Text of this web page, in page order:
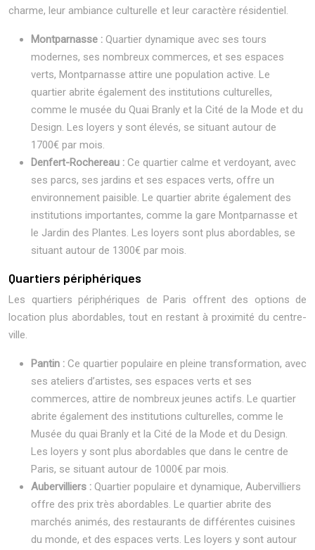
charme, leur ambiance culturelle et leur caractère résidentiel.
Montparnasse : Quartier dynamique avec ses tours
modernes, ses nombreux commerces, et ses espaces
verts, Montparnasse attire une population active. Le
quartier abrite également des institutions culturelles,
comme le musée du Quai Branly et la Cité de la Mode et du
Design. Les loyers y sont élevés, se situant autour de
1700€ par mois.
Denfert-Rochereau : Ce quartier calme et verdoyant, avec
ses parcs, ses jardins et ses espaces verts, offre un
environnement paisible. Le quartier abrite également des
institutions importantes, comme la gare Montparnasse et
le Jardin des Plantes. Les loyers sont plus abordables, se
situant autour de 1300€ par mois.
Quartiers périphériques
Les quartiers périphériques de Paris offrent des options de
location plus abordables, tout en restant à proximité du centre-
ville.
Pantin : Ce quartier populaire en pleine transformation, avec
ses ateliers d’artistes, ses espaces verts et ses
commerces, attire de nombreux jeunes actifs. Le quartier
abrite également des institutions culturelles, comme le
Musée du quai Branly et la Cité de la Mode et du Design.
Les loyers y sont plus abordables que dans le centre de
Paris, se situant autour de 1000€ par mois.
Aubervilliers : Quartier populaire et dynamique, Aubervilliers
offre des prix très abordables. Le quartier abrite des
marchés animés, des restaurants de différentes cuisines
du monde, et des espaces verts. Les loyers y sont autour